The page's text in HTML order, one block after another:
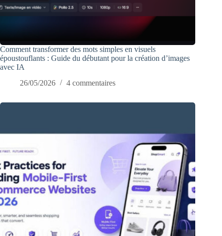
Comment transformer des mots simples en visuels
époustouflants : Guide du débutant pour la création d’images
avec IA
26/05/2026
4 commentaires